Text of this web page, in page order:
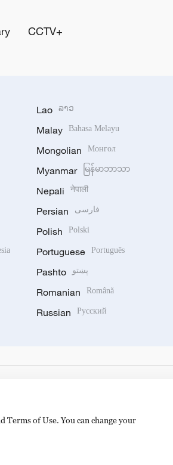
CCTV+
Lao ລາວ
Malay Bahasa Melayu
Mongolian Монгол
Myanmar မြန်မာဘာသာ
Nepali नेपाली
Persian فارسی
Polish Polski
Portuguese Português
Pashto پښتو
Romanian Română
Russian Русский
Terms of Use. You can change your